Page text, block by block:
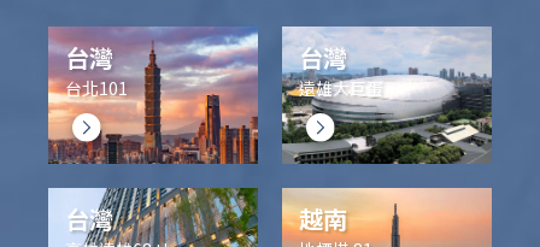
台灣
台北101
台灣
遠雄大巨蛋
台灣 越南